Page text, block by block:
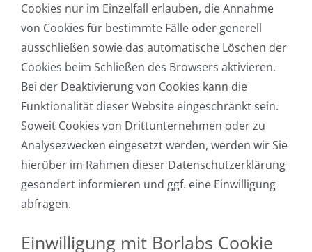
Cookies nur im Einzelfall erlauben, die Annahme
von Cookies für bestimmte Fälle oder generell
ausschließen sowie das automatische Löschen der
Cookies beim Schließen des Browsers aktivieren.
Bei der Deaktivierung von Cookies kann die
Funktionalität dieser Website eingeschränkt sein.
Soweit Cookies von Drittunternehmen oder zu
Analysezwecken eingesetzt werden, werden wir Sie
hierüber im Rahmen dieser Datenschutzerklärung
gesondert informieren und ggf. eine Einwilligung
abfragen.
Einwilligung mit Borlabs Cookie